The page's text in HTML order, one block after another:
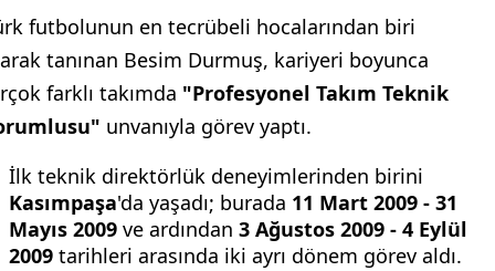
futbolunun en tecrübeli hocalarından biri
tanınan Besim Durmuş, kariyeri boyunca
farklı takımda "Profesyonel Takım Teknik
unvanıyla görev yaptı.
İlk teknik direktörlük deneyimlerinden birini
Kasımpaşa'da yaşadı; burada 11 Mart 2009 - 31
Mayıs 2009 ve ardından 3 Ağustos 2009 - 4 Eylül
2009 tarihleri arasında iki ayrı dönem görev aldı.